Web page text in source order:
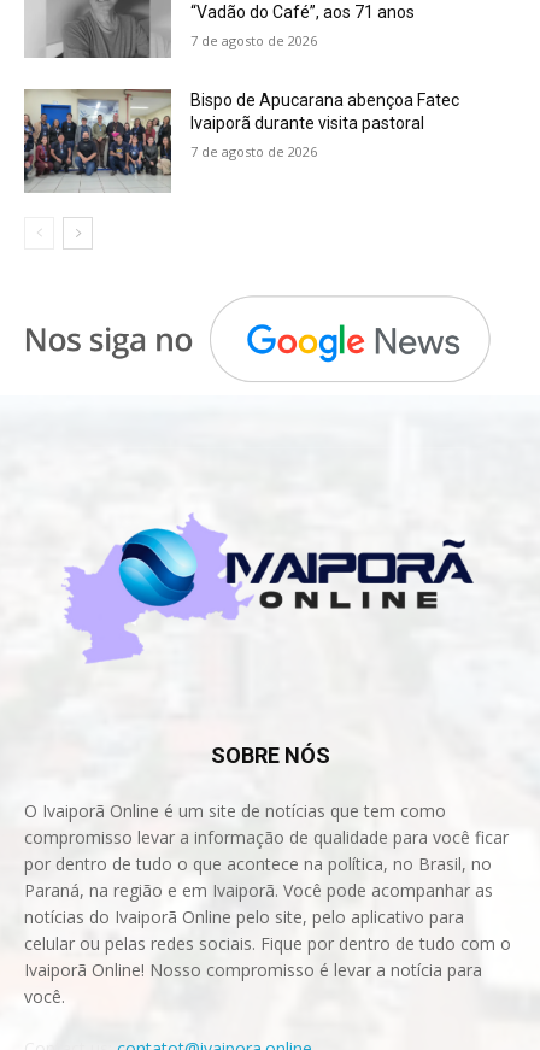
“Vadão do Café”, aos 71 anos
7 de agosto de 2026
Bispo de Apucarana abençoa Fatec
Ivaiporã durante visita pastoral
7 de agosto de 2026
SOBRE NÓS
O Ivaiporã Online é um site de notícias que tem como
compromisso levar a informação de qualidade para você ficar
por dentro de tudo o que acontece na política, no Brasil, no
Paraná, na região e em Ivaiporã. Você pode acompanhar as
notícias do Ivaiporã Online pelo site, pelo aplicativo para
celular ou pelas redes sociais. Fique por dentro de tudo com o
Ivaiporã Online! Nosso compromisso é levar a notícia para
você.